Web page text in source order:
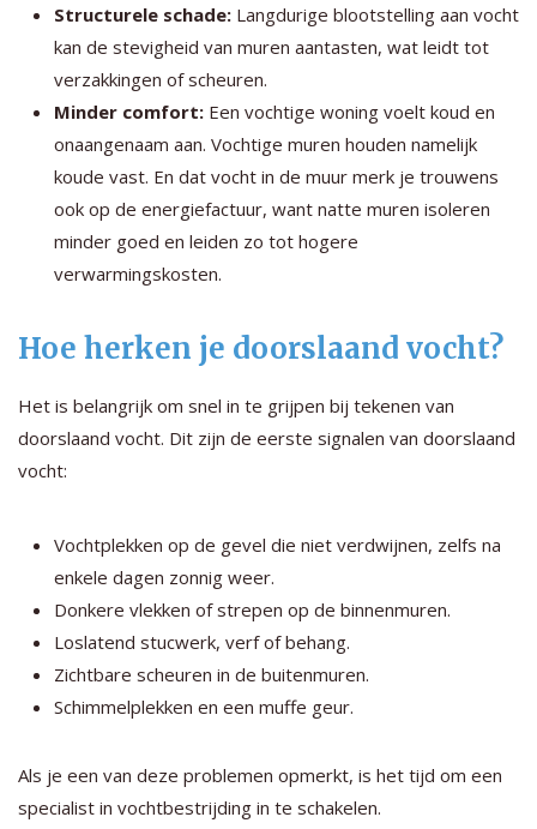
Structurele schade: Langdurige blootstelling aan vocht
kan de stevigheid van muren aantasten, wat leidt tot
verzakkingen of scheuren.
Minder comfort: Een vochtige woning voelt koud en
onaangenaam aan. Vochtige muren houden namelijk
koude vast. En dat vocht in de muur merk je trouwens
ook op de energiefactuur, want natte muren isoleren
minder goed en leiden zo tot hogere
verwarmingskosten.
Hoe herken je doorslaand vocht?
Het is belangrijk om snel in te grijpen bij tekenen van
doorslaand vocht. Dit zijn de eerste signalen van doorslaand
vocht:
Vochtplekken op de gevel die niet verdwijnen, zelfs na
enkele dagen zonnig weer.
Donkere vlekken of strepen op de binnenmuren.
Loslatend stucwerk, verf of behang.
Zichtbare scheuren in de buitenmuren.
Schimmelplekken en een muffe geur.
Als je een van deze problemen opmerkt, is het tijd om een
specialist in vochtbestrijding in te schakelen.